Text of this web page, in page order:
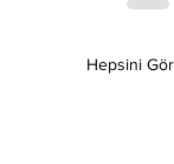
Hepsini Gör